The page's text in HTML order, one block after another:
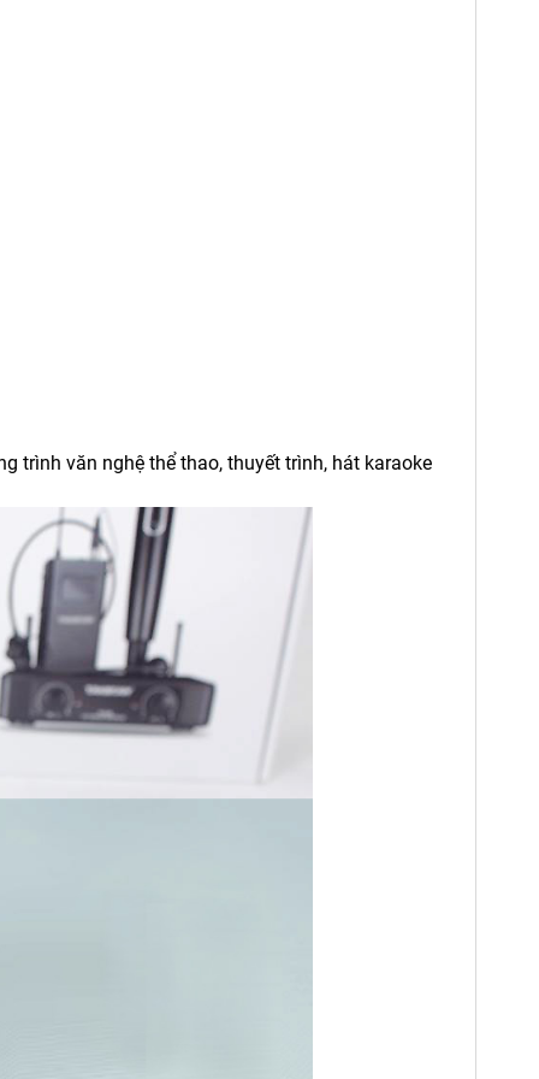
trình văn nghệ thể thao, thuyết trình, hát karaoke